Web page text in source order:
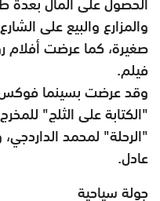
والمزارع والبيع على
فيلم.
"الكتابة على الثلج"
"الرحلة" لمحمد
عادل.
جولة سياحية